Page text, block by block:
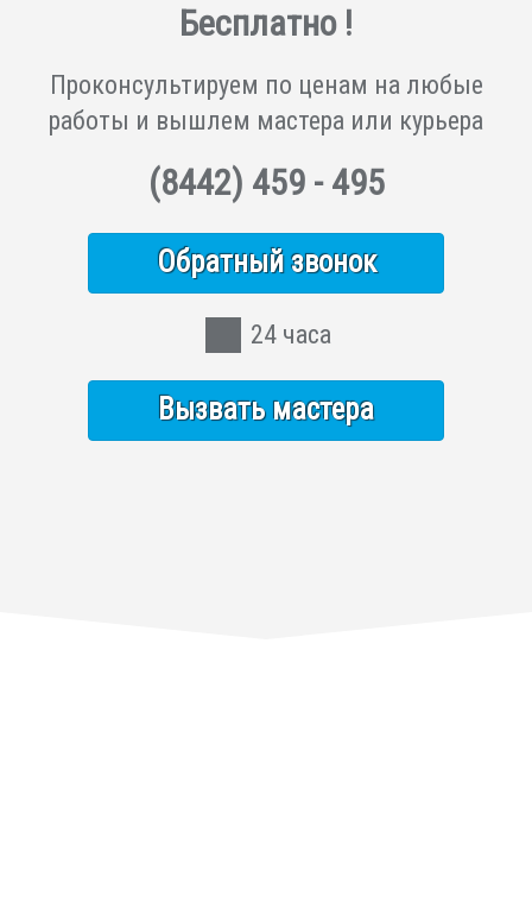
Бесплатно !
Проконсультируем по ценам на любые
работы и вышлем мастера или курьера
(8442) 459 - 495
Обратный звонок
24 часа
Вызвать мастера